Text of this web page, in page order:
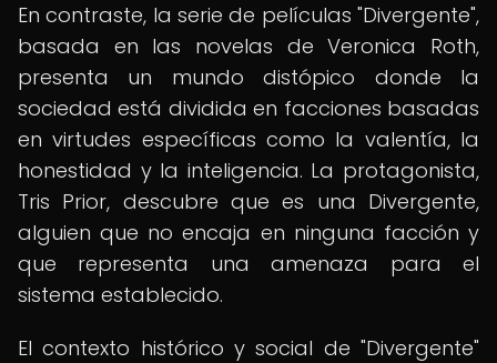
En contraste, la serie de películas "Divergente",
basada en las novelas de Veronica Roth,
presenta un mundo distópico donde la
sociedad está dividida en facciones basadas
en virtudes específicas como la valentía, la
honestidad y la inteligencia. La protagonista,
Tris Prior, descubre que es una Divergente,
alguien que no encaja en ninguna facción y
que representa una amenaza para el
sistema establecido.
El contexto histórico y social de "Divergente"